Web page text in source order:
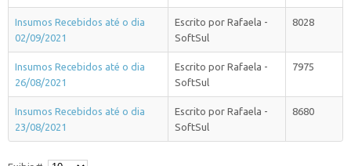
Insumos Recebidos até o dia
02/09/2021
Escrito por Rafaela -
SoftSul
8028
Insumos Recebidos até o dia
26/08/2021
Escrito por Rafaela -
SoftSul
7975
Insumos Recebidos até o dia
23/08/2021
Escrito por Rafaela -
SoftSul
8680